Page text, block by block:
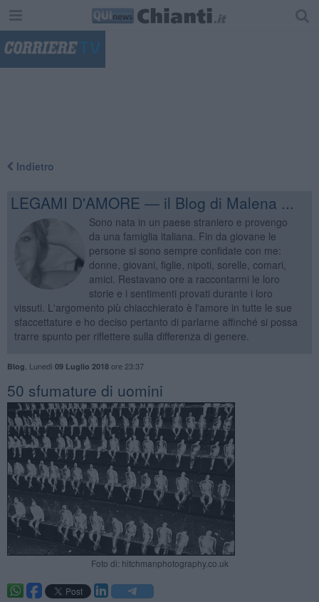
Indietro
LEGAMI D'AMORE — il Blog di Malena ...
Sono nata in un paese straniero e provengo
da una famiglia italiana. Fin da giovane le
persone si sono sempre confidate con me:
donne, giovani, figlie, nipoti, sorelle, comari,
amici. Restavano ore a raccontarmi le loro
storie e i sentimenti provati durante i loro
vissuti. L'argomento più chiacchierato è l'amore in tutte le sue
sfaccettature e ho deciso pertanto di parlarne affinché si possa
trarre spunto per riflettere sulla differenza di genere.
Blog Lunedì 09 Luglio 2018ore 23:37
50 sfumature di uomini
Foto di: hitchmanphotography.co.uk